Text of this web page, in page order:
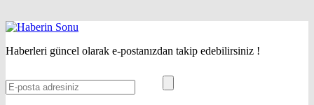
Haberleri güncel olarak e-postanızdan takip edebilirsiniz !